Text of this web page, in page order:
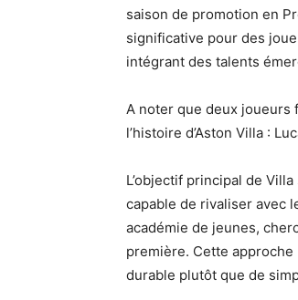
saison de promotion en
significative pour des
intégrant des talents
A noter que deux joueurs
l’histoire d’Aston Villa :
L’objectif principal de
capable de rivaliser avec
académie de jeunes,
première. Cette
durable plutôt que de